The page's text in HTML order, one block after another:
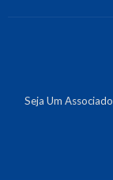
Seja Um Associado